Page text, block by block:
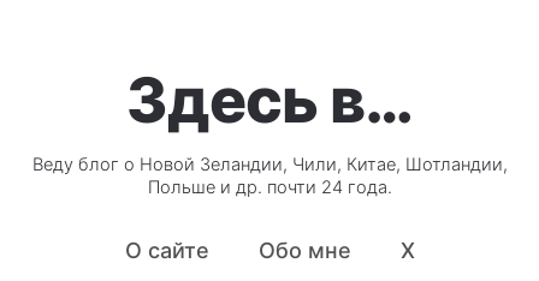
Здесь в…
Веду блог о Новой Зеландии, Чили, Китае, Шотландии,
Польше и др. почти 24 года.
О сайте Обо мне X